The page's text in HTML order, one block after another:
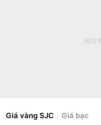
Giá vàng SJC Giá bạc